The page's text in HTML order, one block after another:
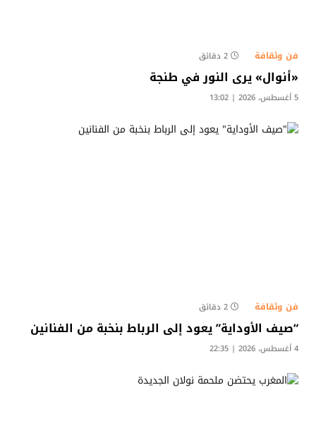
فن وثقافة 2 دقائق
«أنوال» يرى النور في طنجة
5 أغسطس، 2026 | 13:02
فن وثقافة 2 دقائق
“صيف الأوداية” يعود إلى الرباط بنخبة من الفنانين
4 أغسطس، 2026 | 22:35